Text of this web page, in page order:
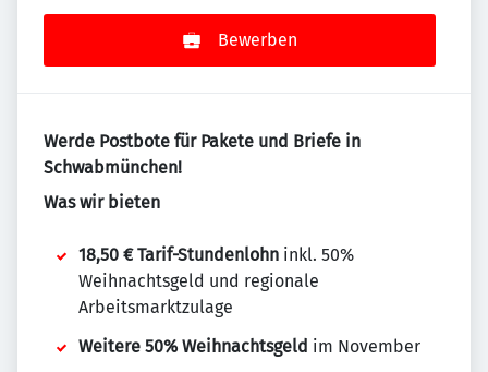
Bewerben
Werde Postbote für Pakete und Briefe in
Schwabmünchen!
Was wir bieten
18,50 € Tarif-Stundenlohn inkl. 50%
Weihnachtsgeld und regionale
Arbeitsmarktzulage
Weitere 50% Weihnachtsgeld im November